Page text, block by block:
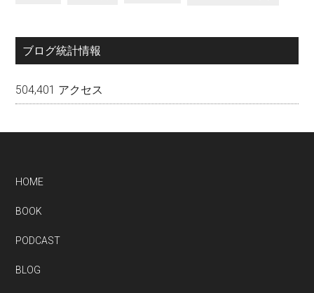
ブログ統計情報
504,401 アクセス
Footer
HOME
BOOK
PODCAST
BLOG